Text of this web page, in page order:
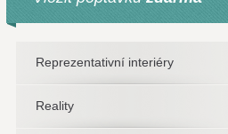
Reprezentativní interiéry
Reality